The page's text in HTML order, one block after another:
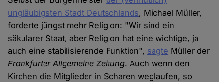
ungläubigsten Stadt Deutschlands, Michael Müller,
forderte jüngst mehr Religion: "Wir sind ein
säkularer Staat, aber Religion hat eine wichtige, ja
auch eine stabilisierende Funktion", sagte Müller der
Frankfurter Allgemeine Zeitung. Auch wenn den
Kirchen die Mitglieder in Scharen weglaufen, so